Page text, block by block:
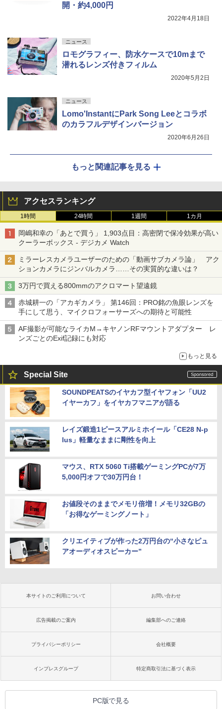
開・約4,000円
2022年4月18日
ニュース
ロモグラフィー、防水ケースで10mまで
潜れるレンズ付きフィルム
2020年5月2日
ニュース
Lomo'InstantにPark Song Leeとコラボ
のカラフルデザインバージョン
2020年6月26日
もっと関連記事を見る
アクセスランキング
1時間 24時間 1週間 1カ月
岡嶋和幸の「あとで買う」 1,903点目：高密閉で保冷効果が高い
クーラーボックス - デジカメ Watch
ミラーレスカメラユーザーのための「動画サブカメラ論」 アク
ションカメラにジンバルカメラ……その実質的な違いは？
3万円で買える800mmのアクロマート望遠鏡
赤城耕一の「アカギカメラ」 第146回：PRO銘の魚眼レンズを
手にして思う、マイクロフォーサーズへの期待と可能性
AF撮影が可能なライカM→キヤノンRFマウントアダプター レ
ンズごとのExif記録にも対応
もっと見る
Special Site
SOUNDPEATSのイヤカフ型イヤフォン「UU2
イヤーカフ」をイヤカフマニアが語る
レイズ鍛造1ピースアルミホイール「CE28 N-p
lus」軽量なままに剛性を向上
マウス、RTX 5060 Ti搭載ゲーミングPCが7万
5,000円オフで30万円台！
お値段そのままでメモリ倍増！メモリ32GBの
「お得なゲーミングノート」
クリエイティブが作った2万円台の“小さなピュ
アオーディオスピーカー”
本サイトのご利用について お問い合わせ
広告掲載のご案内 編集部へのご連絡
プライバシーポリシー 会社概要
インプレスグループ 特定商取引法に基づく表示
PC版で見る